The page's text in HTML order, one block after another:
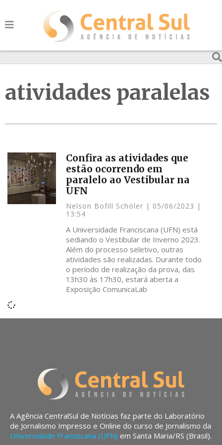
atividades paralelas
Confira as atividades que
estão ocorrendo em
paralelo ao Vestibular na
UFN
Nelson Bofill Schöler
05/06/2023
13:54
A Universidade Franciscana (UFN) está
sediando o Vestibular de Inverno 2023.
Além do processo seletivo, outras
atividades são realizadas. Durante todo
o período de realização da prova, das
13h30 às 17h30, estará aberta a
Exposição ComunicaLab
A Agência CentralSul de Notícias faz parte do Laboratório
de Jornalismo Impresso e Online do curso de Jornalismo da
Universidade Franciscana (UFN) em Santa Maria/RS (Brasil).